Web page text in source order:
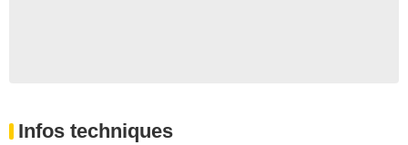
Infos techniques